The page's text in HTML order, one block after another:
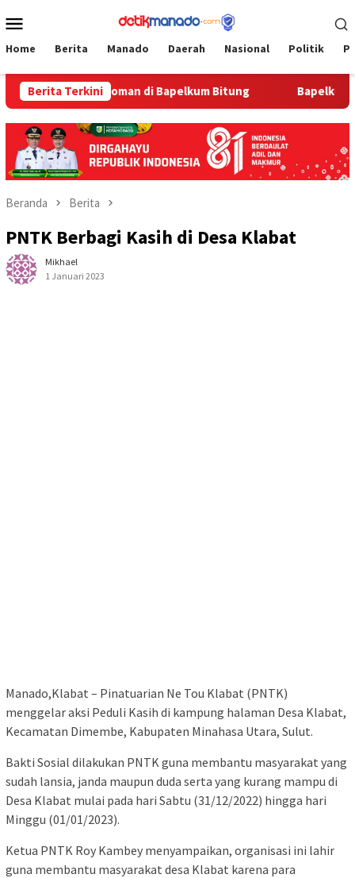
ke
Mobile
Home Berita Manado Daerah Nasional Politik
Berita Terkini
HUT Pengayoman di Bapelkum Bitung ‎Bapelkum
Beranda Berita
PNTK Berbagi Kasih di Desa Klabat
Mikhael
1 Januari 2023
Manado,Klabat – Pinatuarian Ne Tou Klabat (PNTK)
menggelar aksi Peduli Kasih di kampung halaman Desa Klabat,
Kecamatan Dimembe, Kabupaten Minahasa Utara, Sulut.
Bakti Sosial dilakukan PNTK guna membantu masyarakat yang
sudah lansia, janda maupun duda serta yang kurang mampu di
Desa Klabat mulai pada hari Sabtu (31/12/2022) hingga hari
Minggu (01/01/2023).
Ketua PNTK Roy Kambey menyampaikan, organisasi ini lahir
guna membantu masyarakat desa Klabat karena para